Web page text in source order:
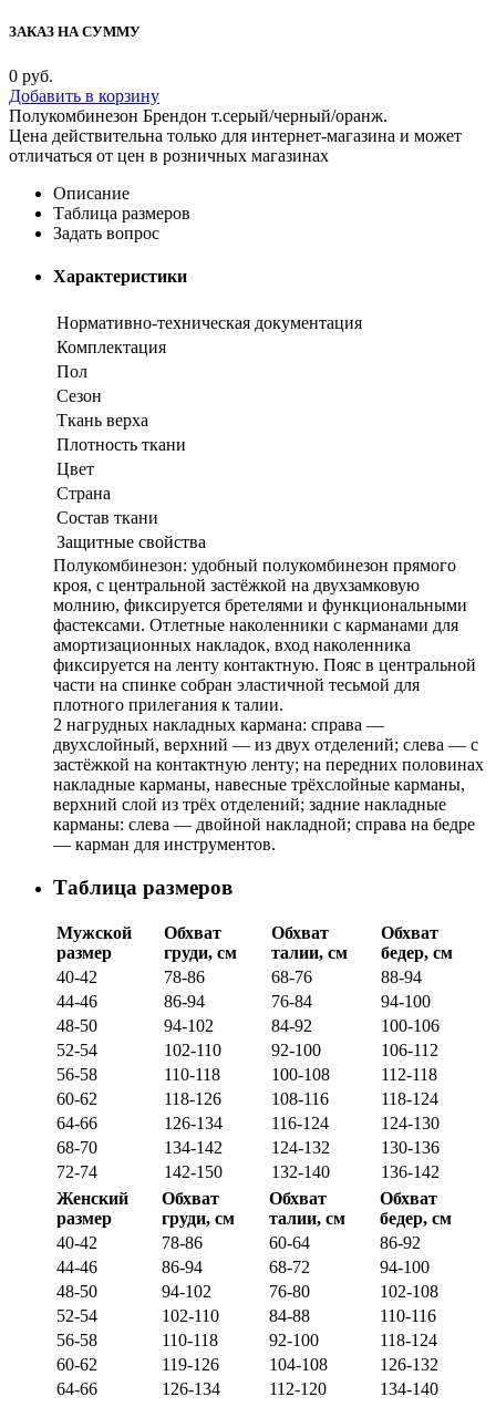
ЗАКАЗ НА СУММУ
0 руб.
Добавить в корзину
Полукомбинезон Брендон т.серый/черный/оранж.
Цена действительна только для интернет-магазина и может
отличаться от цен в розничных магазинах
Описание
Таблица размеров
Задать вопрос
Характеристики
Нормативно-техническая документация
Комплектация
Пол
Сезон
Ткань верха
Плотность ткани
Цвет
Страна
Состав ткани
Защитные свойства
Полукомбинезон: удобный полукомбинезон прямого
кроя, с центральной застёжкой на двухзамковую
молнию, фиксируется бретелями и функциональными
фастексами. Отлетные наколенники с карманами для
амортизационных накладок, вход наколенника
фиксируется на ленту контактную. Пояс в центральной
части на спинке собран эластичной тесьмой для
плотного прилегания к талии.
2 нагрудных накладных кармана: справа —
двухслойный, верхний — из двух отделений; слева — с
застёжкой на контактную ленту; на передних половинах
накладные карманы, навесные трёхслойные карманы,
верхний слой из трёх отделений; задние накладные
карманы: слева — двойной накладной; справа на бедре
— карман для инструментов.
Таблица размеров
Мужской
размер
Обхват
груди, см
Обхват
талии, см
Обхват
бедер, см
40-42
78-86 68-76
88-94
44-46
86-94 76-84
94-100
48-50
94-102 84-92
100-106
52-54
102-110 92-100
106-112
56-58
110-118 100-108
112-118
60-62
118-126 108-116
118-124
64-66
126-134 116-124
124-130
68-70
134-142 124-132
130-136
72-74
142-150 132-140
136-142
Женский
размер
Обхват
груди, см
Обхват
талии, см
Обхват
бедер, см
40-42
78-86 60-64
86-92
44-46
86-94 68-72
94-100
48-50
94-102 76-80
102-108
52-54
102-110 84-88
110-116
56-58
110-118 92-100
118-124
60-62
119-126 104-108
126-132
64-66
126-134 112-120
134-140